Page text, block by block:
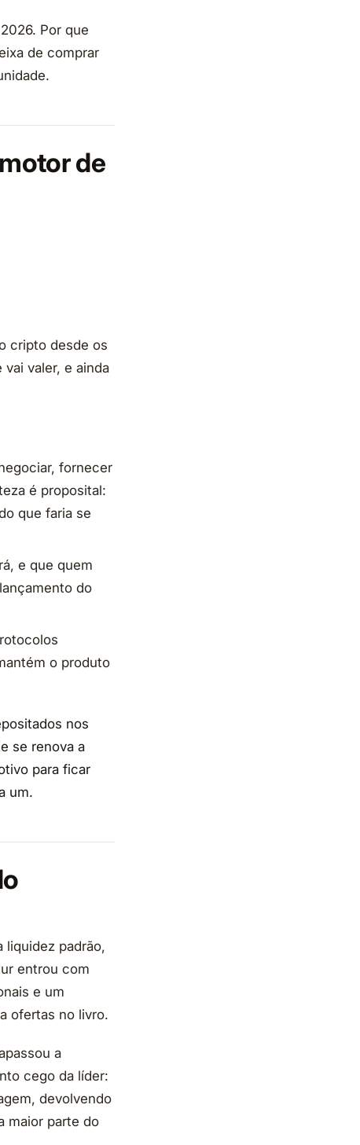
Por que
de comprar
de
cripto desde os
valer, e ainda
fornecer
é proposital:
que faria se
e que quem
do
o produto
nos
se renova a
para ficar
um.
liquidez padrão,
entrou com
e um
ofertas no livro.
a
cego da líder:
devolvendo
maior parte do